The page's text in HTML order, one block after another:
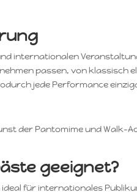
internationalen
passen, von klassisch
jede Performance
der Pantomime und Walk-
geeignet?
für internationales